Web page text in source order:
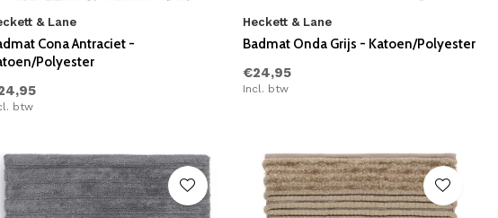
& Lane
Cona Antraciet -
Polyester
btw
Heckett & Lane
Badmat Onda Grijs - Katoen/Polyester
€24,95
Incl. btw